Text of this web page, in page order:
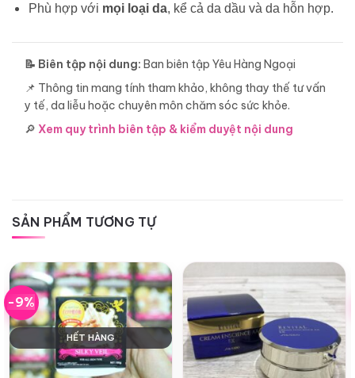
Phù hợp với mọi loại da, kể cả da dầu và da hỗn hợp.
📝 Biên tập nội dung: Ban biên tập Yêu Hàng Ngoại
📌 Thông tin mang tính tham khảo, không thay thế tư vấn
y tế, da liễu hoặc chuyên môn chăm sóc sức khỏe.
🔎 Xem quy trình biên tập & kiểm duyệt nội dung
SẢN PHẨM TƯƠNG TỰ
-9%
HẾT HÀNG